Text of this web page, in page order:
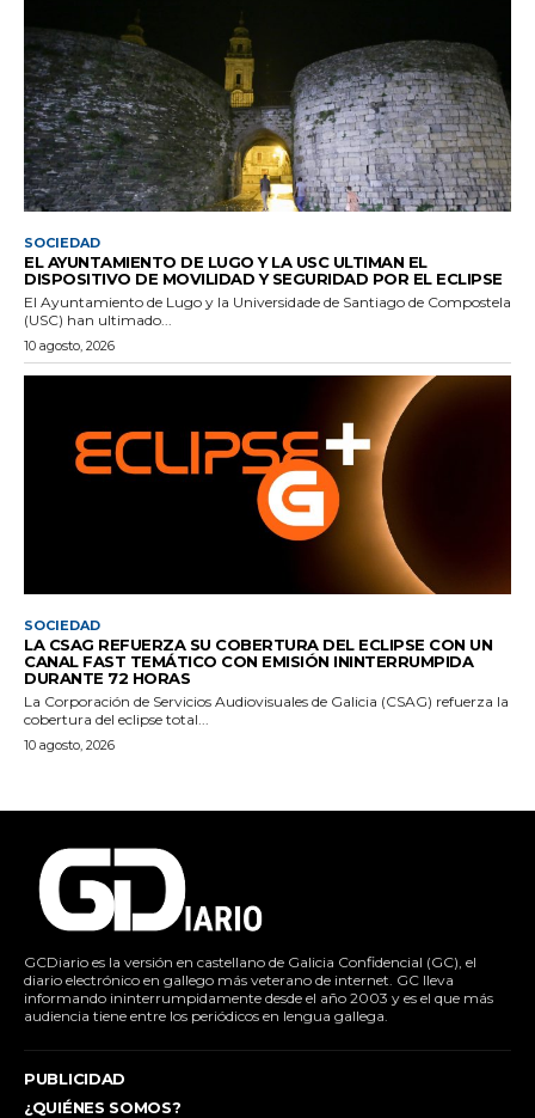
SOCIEDAD
EL AYUNTAMIENTO DE LUGO Y LA USC ULTIMAN EL
DISPOSITIVO DE MOVILIDAD Y SEGURIDAD POR EL ECLIPSE
El Ayuntamiento de Lugo y la Universidade de Santiago de Compostela
(USC) han ultimado...
10 agosto, 2026
SOCIEDAD
LA CSAG REFUERZA SU COBERTURA DEL ECLIPSE CON UN
CANAL FAST TEMÁTICO CON EMISIÓN ININTERRUMPIDA
DURANTE 72 HORAS
La Corporación de Servicios Audiovisuales de Galicia (CSAG) refuerza la
cobertura del eclipse total...
10 agosto, 2026
GCDiario es la versión en castellano de Galicia Confidencial (GC), el
diario electrónico en gallego más veterano de internet. GC lleva
informando ininterrumpidamente desde el año 2003 y es el que más
audiencia tiene entre los periódicos en lengua gallega.
PUBLICIDAD
¿QUIÉNES SOMOS?